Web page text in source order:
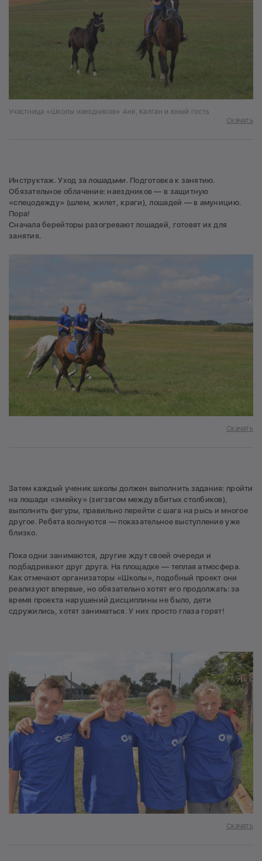
Участница «Школы наездников» Аня, Калган и юный гость
Скачать
Инструктаж. Уход за лошадьми. Подготовка к занятию.
Обязательное облачение: наездников — в защитную
«спецодежду» (шлем, жилет, краги), лошадей — в амуницию.
Пора!
Сначала берейторы разогревают лошадей, готовят их для
занятия.
Скачать
Затем каждый ученик школы должен выполнить задания: пройти
на лошади «змейку» (зигзагом между вбитых столбиков),
выполнить фигуры, правильно перейти с шага на рысь и многое
другое. Ребята волнуются — показательное выступление уже
близко.
Пока одни занимаются, другие ждут своей очереди и
подбадривают друг друга. На площадке — теплая атмосфера.
Как отмечают организаторы «Школы», подобный проект они
реализуют впервые, но обязательно хотят его продолжать: за
время проекта нарушений дисциплины не было, дети
сдружились, хотят заниматься. У них просто глаза горят!
Скачать